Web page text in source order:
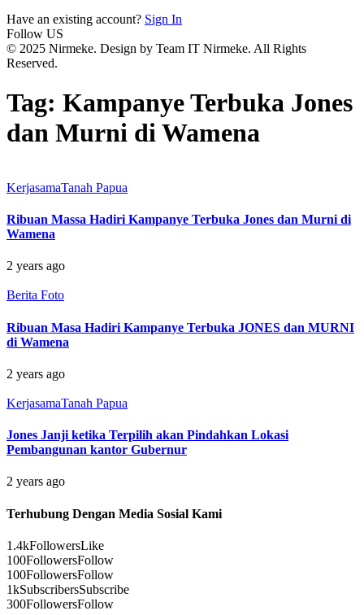
Have an existing account? Sign In
Follow US
© 2025 Nirmeke. Design by Team IT Nirmeke. All Rights
Reserved.
Tag: Kampanye Terbuka Jones
dan Murni di Wamena
KerjasamaTanah Papua
Ribuan Massa Hadiri Kampanye Terbuka Jones dan Murni di
Wamena
2 years ago
Berita Foto
Ribuan Masa Hadiri Kampanye Terbuka JONES dan MURNI
di Wamena
2 years ago
KerjasamaTanah Papua
Jones Janji ketika Terpilih akan Pindahkan Lokasi
Pembangunan kantor Gubernur
2 years ago
Terhubung Dengan Media Sosial Kami
1.4kFollowersLike
100FollowersFollow
100FollowersFollow
1kSubscribersSubscribe
300FollowersFollow